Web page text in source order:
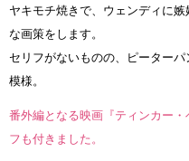
ヤキモチ焼きで、ウェンディに
な画策をします。
セリフがないものの、ピーター
模様。
番外編となる映画『ティンカー
フも付きました。